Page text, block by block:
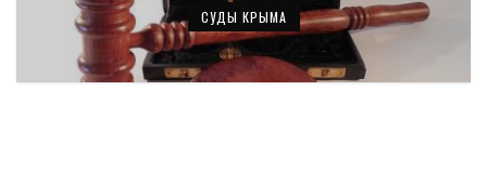
СУДЫ КРЫМА